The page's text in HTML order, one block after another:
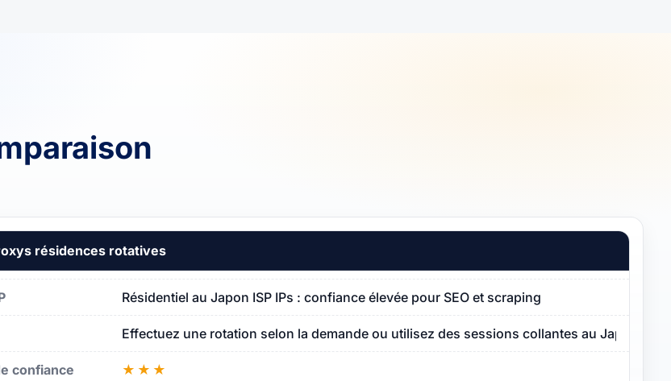
résidences rotatives
Résidentiel au Japon ISP IPs : confiance élevée pour SEO et scraping
Effectuez une rotation selon la demande ou utilisez des sessions collantes au Japon
confiance ★★★